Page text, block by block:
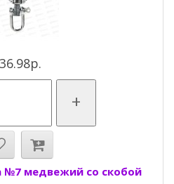
+
№7 медвежий со скобой